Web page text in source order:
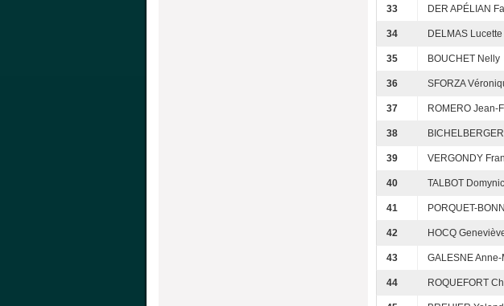
33 DER APÉLIAN
34 DELMAS Lucette
35 BOUCHET Nelly
36 SFORZA
37 ROMERO Jean-
38
39 VERGONDY
40 TALBOT
41 PORQUET-
42 HOCQ
43 GALESNE Anne-
44 ROQUEFORT